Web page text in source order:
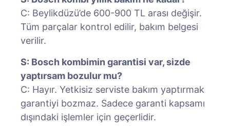
C: Beylikdüzü’de 600-900 TL arası değişir.
Tüm parçalar kontrol edilir, bakım belgesi
verilir.
S: Bosch kombimin garantisi var, sizde
yaptırsam bozulur mu?
C: Hayır. Yetkisiz serviste bakım yaptırmak
garantiyi bozmaz. Sadece garanti kapsamı
dışındaki işlemler için geçerlidir.